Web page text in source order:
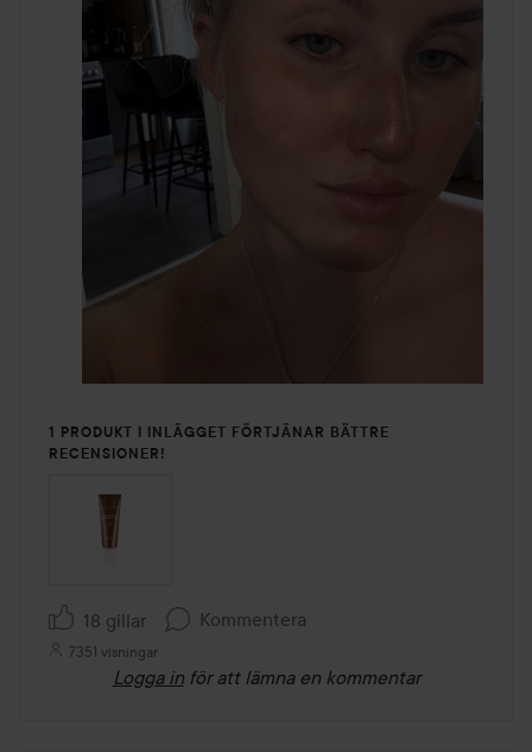
1 PRODUKT I INLÄGGET FÖRTJÄNAR BÄTTRE
RECENSIONER!
18 gillar Kommentera
7351 visningar
Logga in för att lämna en kommentar